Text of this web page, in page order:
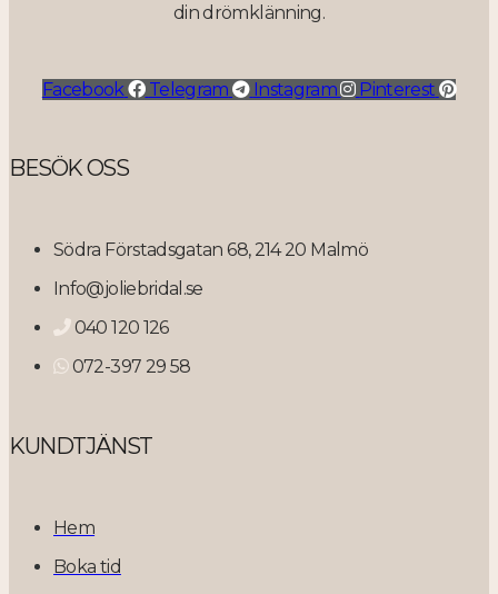
din drömklänning.
Facebook Telegram Instagram Pinterest
BESÖK OSS
Södra Förstadsgatan 68, 214 20 Malmö
Info@joliebridal.se
040 120 126
072-397 29 58
KUNDTJÄNST
Hem
Boka tid